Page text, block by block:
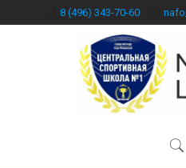
8 (496) 343-70-60